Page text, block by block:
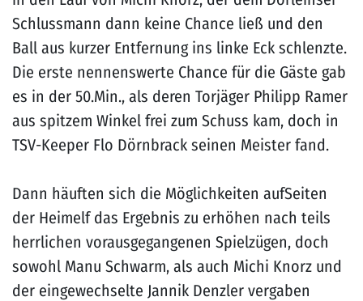
Schlussmann dann keine Chance ließ und den
Ball aus kurzer Entfernung ins linke Eck schlenzte.
Die erste nennenswerte Chance für die Gäste gab
es in der 50.Min., als deren Torjäger Philipp Ramer
aus spitzem Winkel frei zum Schuss kam, doch in
TSV-Keeper Flo Dörnbrack seinen Meister fand.
Dann häuften sich die Möglichkeiten aufSeiten
der Heimelf das Ergebnis zu erhöhen nach teils
herrlichen vorausgegangenen Spielzügen, doch
sowohl Manu Schwarm, als auch Michi Knorz und
der eingewechselte Jannik Denzler vergaben